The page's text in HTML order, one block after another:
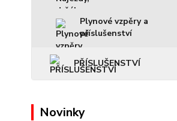
Plynové vzpěry a
příslušenství
PŘÍSLUŠENSTVÍ
Novinky